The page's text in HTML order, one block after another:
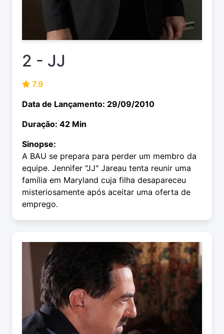
2 - JJ
7.9
Data de Lançamento: 29/09/2010
Duração: 42 Min
Sinopse:
A BAU se prepara para perder um membro da
equipe. Jennifer "JJ" Jareau tenta reunir uma
família em Maryland cuja filha desapareceu
misteriosamente após aceitar uma oferta de
emprego.